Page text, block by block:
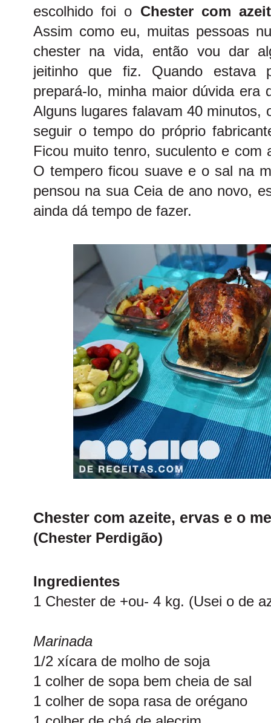
escolhido foi o Chester com
Assim como eu, muitas pessoas
chester na vida, então vou dar
jeitinho que fiz. Quando estava
prepará-lo, minha maior dúvida era
Alguns lugares falavam 40 minutos,
seguir o tempo do próprio
Ficou muito tenro, suculento e com
O tempero ficou suave e o sal na
pensou na sua Ceia de ano novo,
ainda dá tempo de fazer.
Chester com azeite, ervas e o
(Chester Perdigão)
Ingredientes
1 Chester de +ou- 4 kg. (Usei o de
Marinada
1/2 xícara de molho de soja
1 colher de sopa bem cheia de sal
1 colher de sopa rasa de orégano